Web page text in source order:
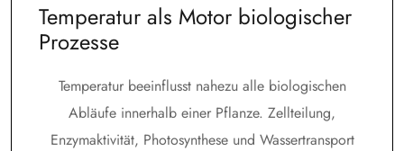
Temperatur als Motor biologischer
Prozesse
Temperatur beeinflusst nahezu alle biologischen
Abläufe innerhalb einer Pflanze. Zellteilung,
Enzymaktivität, Photosynthese und Wassertransport